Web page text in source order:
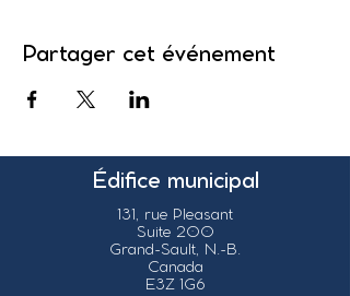
Partager cet événement
Édifice municipal
131, rue Pleasant
Suite 200
Grand-Sault, N.-B.
Canada
E3Z 1G6